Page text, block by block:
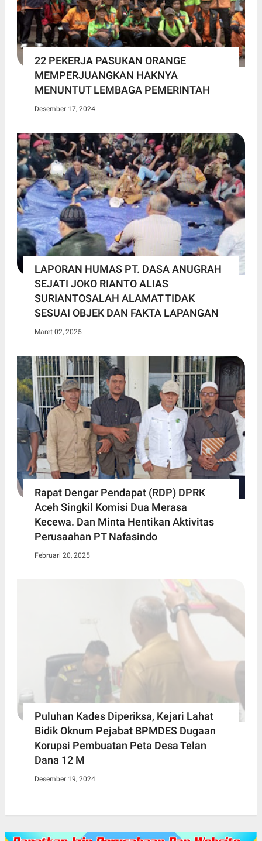
22 PEKERJA PASUKAN ORANGE
MEMPERJUANGKAN HAKNYA
MENUNTUT LEMBAGA PEMERINTAH
Desember 17, 2024
LAPORAN HUMAS PT. DASA ANUGRAH
SEJATI JOKO RIANTO ALIAS
SURIANTOSALAH ALAMAT TIDAK
SESUAI OBJEK DAN FAKTA LAPANGAN
Maret 02, 2025
Rapat Dengar Pendapat (RDP) DPRK
Aceh Singkil Komisi Dua Merasa
Kecewa. Dan Minta Hentikan Aktivitas
Perusaahan PT Nafasindo
Februari 20, 2025
Puluhan Kades Diperiksa, Kejari Lahat
Bidik Oknum Pejabat BPMDES Dugaan
Korupsi Pembuatan Peta Desa Telan
Dana 12 M
Desember 19, 2024